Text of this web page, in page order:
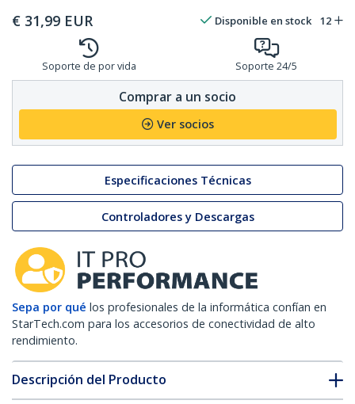
€ 31,99 EUR Disponible en stock 12
Soporte de por vida Soporte 24/5
Comprar a un socio
Ver socios
Especificaciones Técnicas
Controladores y Descargas
Sepa por qué los profesionales de la informática confían en
StarTech.com para los accesorios de conectividad de alto
rendimiento.
Descripción del Producto